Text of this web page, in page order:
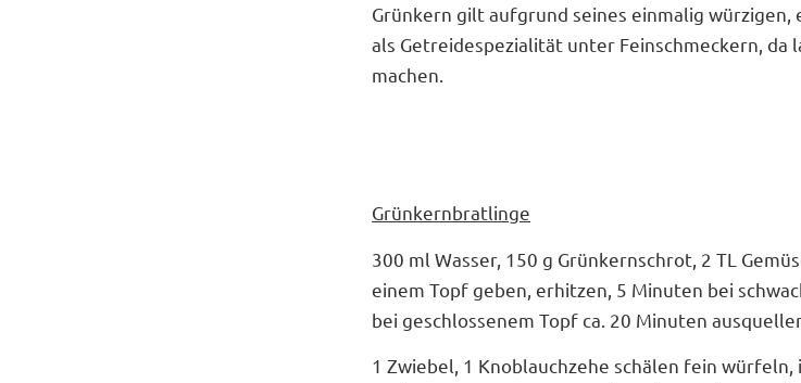
Grünkern gilt aufgrund seines einmalig würzigen,
als Getreidespezialität unter Feinschmeckern, da
machen.
Grünkernbratlinge
300 ml Wasser, 150 g Grünkernschrot, 2 TL
einem Topf geben, erhitzen, 5 Minuten bei
bei geschlossenem Topf ca. 20 Minuten
1 Zwiebel, 1 Knoblauchzehe schälen fein würfeln,